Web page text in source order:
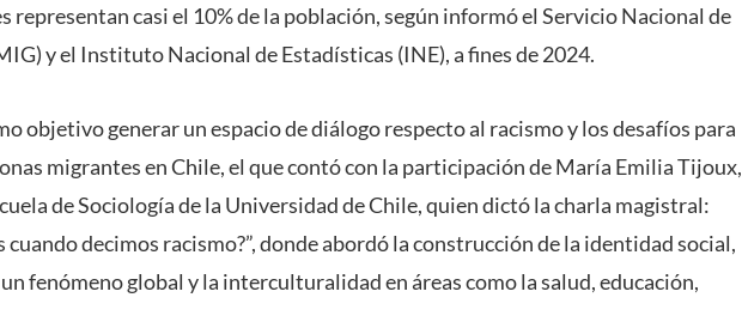
representan casi el 10% de la población, según informó el Servicio Nacional de
y el Instituto Nacional de Estadísticas (INE), a fines de 2024.
objetivo generar un espacio de diálogo respecto al racismo y los desafíos para
migrantes en Chile, el que contó con la participación de María Emilia Tijoux,
de Sociología de la Universidad de Chile, quien dictó la charla magistral:
cuando decimos racismo?”, donde abordó la construcción de la identidad social,
fenómeno global y la interculturalidad en áreas como la salud, educación,